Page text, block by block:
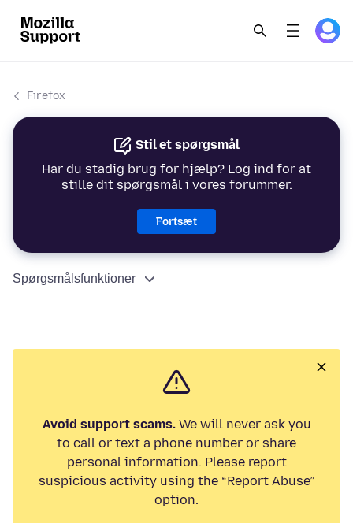
Firefox
Stil et spørgsmål
Har du stadig brug for hjælp? Log ind for at
stille dit spørgsmål i vores forummer.
Fortsæt
Spørgsmålsfunktioner
Avoid support scams.We will never ask you
to call or text a phone number or share
personal information. Please report
suspicious activity using the “Report Abuse”
option.